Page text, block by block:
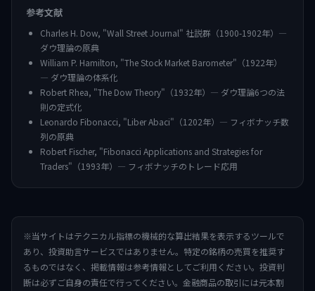
参考文献
Charles H. Dow, "Wall Street Journal" 社説群（1900-1902年）—
ダウ理論の原典
William P. Hamilton, "The Stock Market Barometer"（1922年）
— ダウ理論の体系化
Robert Rhea, "The Dow Theory"（1932年）— ダウ理論6つの法
則の定式化
Leonardo Fibonacci, "Liber Abaci"（1202年）— フィボナッチ数
列の原典
Robert Fischer, "Fibonacci Applications and Strategies for
Traders"（1993年）— フィボナッチのトレード応用
※当サイトはテクニカル指標の機械的な算出結果を表示するツールで
あり、投資助言サービスではありません。特定の銘柄の売買を推奨す
るものではなく、掲載情報は参考情報としてご利用ください。投資判
断は必ずご自身の責任で行ってください。金融商品の取引には元本割